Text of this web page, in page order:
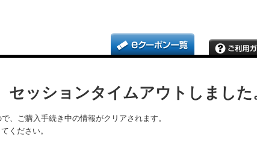
ッションタイムアウトしました
、ご購入手続き中の情報がクリアされます。
ください。